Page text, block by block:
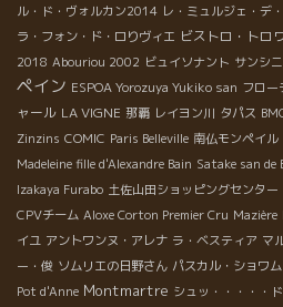
ル・ド・ヴォルカン2014 レ・ミュルジェ・デ
ラ・フォン・ド・ロりヴィエ ビストロ・トロ
2018 Abouriou 2002 ビュイソナント サンシ
ペイン ESPOA Yorozuya Yukiko san フロー
ャール LA VIGNE 那覇 レイヨン川 タパス
Zinzins COMIC Paris Belleville 南仏モンペイル
Madeleine fille d'Alexandre Bain Satake san de
Izakaya Furabo 土佐山田ショッピングセンター
CPVチーム Aloxe Corton Premier Cru Mazière
イユ アントワンヌ・アレナ ラ・ベスティア マ
ー・俊 ソムリエの日野さん パスカル・ショワム
Pot d'Anne Montmartre シュッ・・・・・